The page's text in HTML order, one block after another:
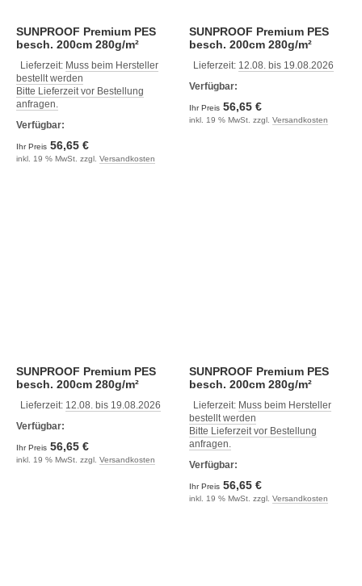
SUNPROOF Premium PES
besch. 200cm 280g/m²
Lieferzeit: Muss beim Hersteller
bestellt werden
Bitte Lieferzeit vor Bestellung
anfragen.
Verfügbar:
Ihr Preis 56,65 €
inkl. 19 % MwSt. zzgl. Versandkosten
SUNPROOF Premium PES
besch. 200cm 280g/m²
Lieferzeit: 12.08. bis 19.08.2026
Verfügbar:
Ihr Preis 56,65 €
inkl. 19 % MwSt. zzgl. Versandkosten
SUNPROOF Premium PES
besch. 200cm 280g/m²
Lieferzeit: 12.08. bis 19.08.2026
Verfügbar:
Ihr Preis 56,65 €
inkl. 19 % MwSt. zzgl. Versandkosten
SUNPROOF Premium PES
besch. 200cm 280g/m²
Lieferzeit: Muss beim Hersteller
bestellt werden
Bitte Lieferzeit vor Bestellung
anfragen.
Verfügbar:
Ihr Preis 56,65 €
inkl. 19 % MwSt. zzgl. Versandkosten